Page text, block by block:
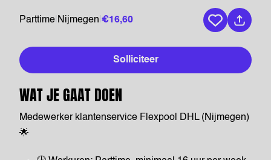
Parttime Nijmegen €16,60
Bewaar
Solliciteer
WAT JE GAAT DOEN
Medewerker klantenservice Flexpool DHL (Nijmegen)
🌟